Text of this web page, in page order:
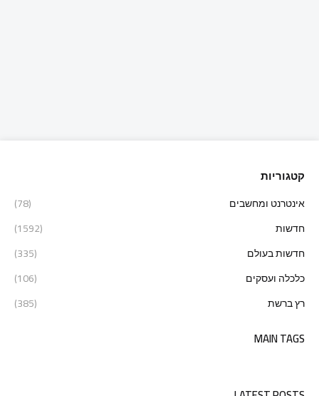
קטגוריות
אינטרנט ומחשבים
(78)
חדשות
(1592)
חדשות בעולם
(335)
כלכלה ועסקים
(106)
רץ ברשת
(385)
MAIN TAGS